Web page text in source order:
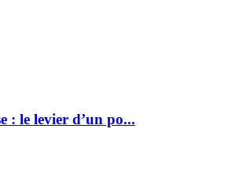
: le levier d’un po...